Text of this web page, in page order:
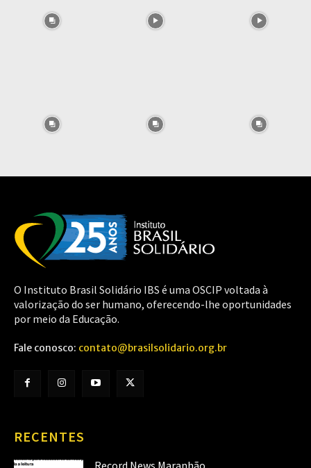
O Instituto Brasil Solidário IBS é uma OSCIP voltada à
valorização do ser humano, oferecendo-lhe oportunidades
por meio da Educação.
Fale conosco: contato@brasilsolidario.org.br
RECENTES